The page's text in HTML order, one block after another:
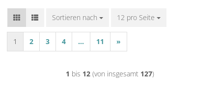
Sortieren nach
Sortieren nach 12 pro Seite
pro Seite
1 2 3 4 ... 11 »
1 bis 12 (von insgesamt 127)